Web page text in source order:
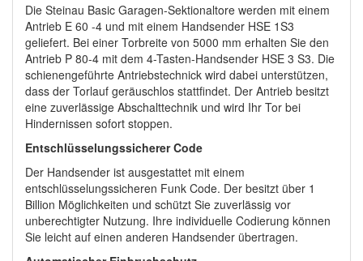
Die Steinau Basic Garagen-Sektionaltore werden mit einem
Antrieb E 60 -4 und mit einem Handsender HSE 1S3
geliefert. Bei einer Torbreite von 5000 mm erhalten Sie den
Antrieb P 80-4 mit dem 4-Tasten-Handsender HSE 3 S3. Die
schienengeführte Antriebstechnick wird dabei unterstützen,
dass der Torlauf geräuschlos stattfindet. Der Antrieb besitzt
eine zuverlässige Abschalttechnik und wird Ihr Tor bei
Hindernissen sofort stoppen.
Entschlüsselungssicherer Code
Der Handsender ist ausgestattet mit einem
entschlüsselungssicheren Funk Code. Der besitzt über 1
Billion Möglichkeiten und schützt Sie zuverlässig vor
unberechtigter Nutzung. Ihre individuelle Codierung können
Sie leicht auf einen anderen Handsender übertragen.